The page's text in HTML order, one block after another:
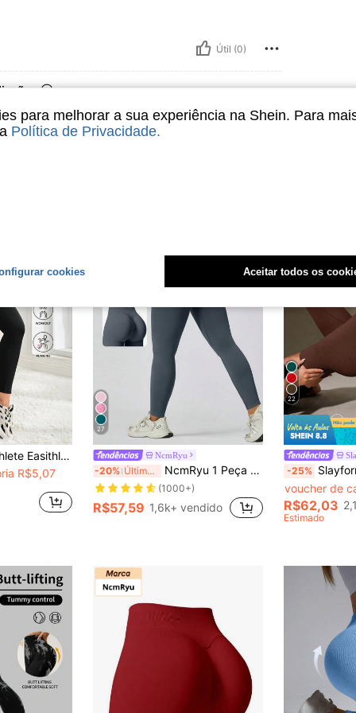
Útil (0)
Alta e Bolsos, Legging de Ioga para Exercícios, Controle de Barriga, Corrida para Mulheres
R$5,07
27
NcmRyu
-20% Últimos 3 dias NcmRyu 1 Peça Legging Modeladora de Cintura Alta Sem Costura para Mulheres, Casual e Esportiva para Primavera
(1000+)
R$57,59 1,6k+ vendido
22
-25% Slayform Slayform Calça
voucher de
R$62,03
Estimado
para melhorar a sua experiência na Shein. Para
Política de Privacidade.
cookies Aceitar todos os